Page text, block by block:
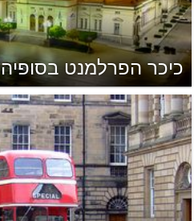
כיכר הפרלמנט בסופיה